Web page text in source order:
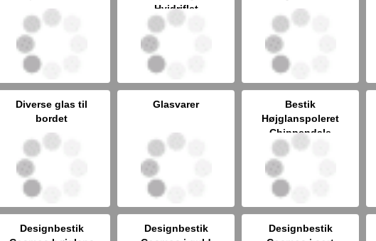
Hvidriflet
Diverse glas til
bordet
Glasvarer
Bestik
Højglanspoleret
Chippendale
Designbestik
Designbestik
Designbestik